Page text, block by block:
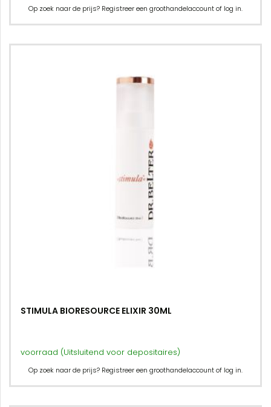
Op zoek naar de prijs? Registreer een groothandelaccount of log in.
STIMULA BIORESOURCE ELIXIR 30ML
voorraad (Uitsluitend voor depositaires)
Op zoek naar de prijs? Registreer een groothandelaccount of log in.